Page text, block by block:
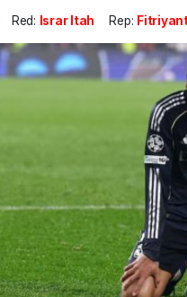
Red: Israr Itah Rep: